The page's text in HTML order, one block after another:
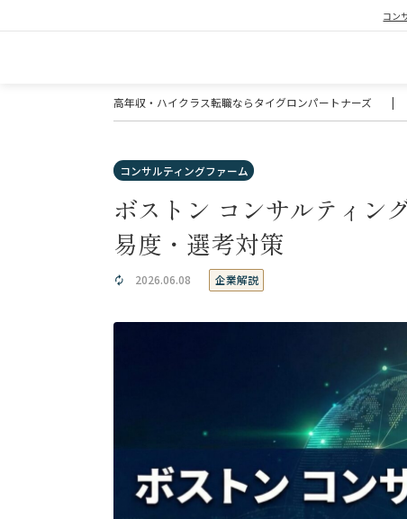
コン
高年収・ハイクラス転職ならタイグロンパートナーズ |
コンサルティングファーム
ボストン コンサルティン
易度・選考対策
2026.06.08 企業解説